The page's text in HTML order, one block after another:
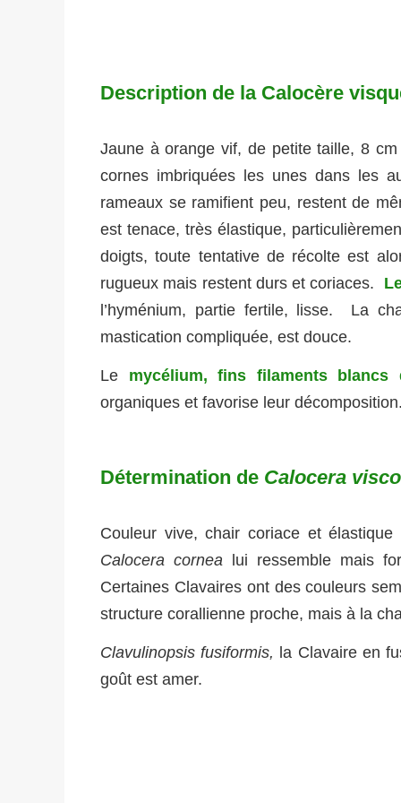
Description de la Calocère
Jaune à orange vif, de petite taille, 8
cornes imbriquées les unes dans les
rameaux se ramifient peu, restent de
est tenace, très élastique,
doigts, toute tentative de récolte est
rugueux mais restent durs et coriaces.
l’hyménium, partie fertile, lisse. La
mastication compliquée, est douce.
Le mycélium, fins filaments blancs
organiques et favorise leur
Détermination de Calocera
Couleur vive, chair coriace et
Calocera cornea lui ressemble mais
Certaines Clavaires ont des couleurs
structure corallienne proche, mais à la
Clavulinopsis fusiformis, la Clavaire en
goût est amer.